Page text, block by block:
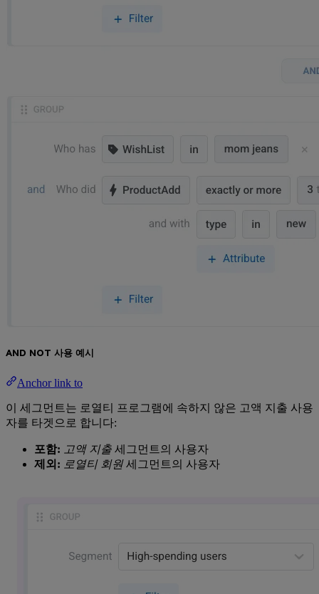
AND NOT 사용 예시
Anchor link to
이 세그먼트는 로열티 프로그램에 속하지 않은 고액 지출 사용
자를 타겟으로 합니다:
포함: 고액 지출 세그먼트의 사용자
제외: 로열티 회원세그먼트의 사용자